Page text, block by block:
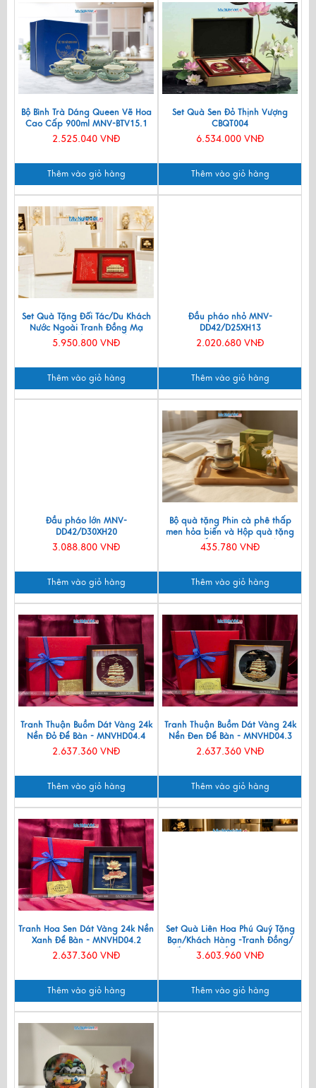
Bộ Bình Trà Dáng Queen Vẽ Hoa
Cao Cấp 900ml MNV-BTV15.1
2.525.040 VNĐ
Thêm vào giỏ hàng
Set Quà Sen Đỏ Thịnh Vượng
CBQT004
6.534.000 VNĐ
Thêm vào giỏ hàng
Set Quà Tặng Đối Tác/Du Khách
Nước Ngoài Tranh Đồng Mạ
Vàng 24k & Hộp Trang Sức Sơn
5.950.800 VNĐ
Thêm vào giỏ hàng
Đầu pháo nhỏ MNV-
DD42/D25XH13
2.020.680 VNĐ
Thêm vào giỏ hàng
Đầu pháo lớn MNV-
DD42/D30XH20
3.088.800 VNĐ
Thêm vào giỏ hàng
Bộ quà tặng Phin cà phê thấp
men hỏa biến và Hộp quà tặng
cao cấp MNV-CFVH03/2
435.780 VNĐ
Thêm vào giỏ hàng
Tranh Thuận Buồm Dát Vàng 24k
Nền Đỏ Để Bàn - MNVHD04.4
2.637.360 VNĐ
Thêm vào giỏ hàng
Tranh Thuận Buồm Dát Vàng 24k
Nền Đen Để Bàn - MNVHD04.3
2.637.360 VNĐ
Thêm vào giỏ hàng
Tranh Hoa Sen Dát Vàng 24k Nền
Xanh Để Bàn - MNVHD04.2
2.637.360 VNĐ
Thêm vào giỏ hàng
Set Quà Liên Hoa Phú Quý Tặng
Bạn/Khách Hàng -Tranh Đồng/
Đế Lót Ly & Cắm Bút CBQT006
3.603.960 VNĐ
Thêm vào giỏ hàng